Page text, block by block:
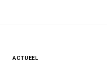
ACTUEEL